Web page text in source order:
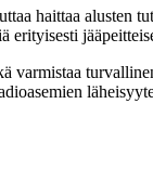
haittaa alusten
varmistaa